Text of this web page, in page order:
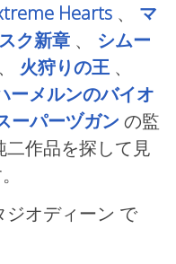
Hearts 、 マ
ク新章 、 シムー
、 火狩りの王 、
ーメルンのバイオ
ーパーヅガン の監
作品を探して見
ジオディーン で